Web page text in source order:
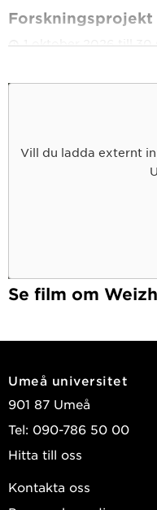
Forskningsprojekt
1 oktober 2026 till 30
Komfort, hälsa och
Rättvisa och
verklighet
14 december 2023 till
Förutsätt
och virtuella
verklig
motståndskraftiga
Vill du ladda externt
Se film om
Umeå universitet
901 87 Umeå
Tel: 090-786 50 00
Hitta till oss
Kontakta oss